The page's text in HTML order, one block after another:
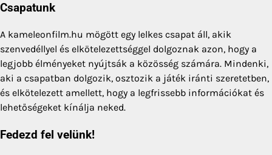
Csapatunk
A kameleonfilm.hu mögött egy lelkes csapat áll, akik
szenvedéllyel és elkötelezettséggel dolgoznak azon, hogy a
legjobb élményeket nyújtsák a közösség számára. Mindenki,
aki a csapatban dolgozik, osztozik a játék iránti szeretetben,
és elkötelezett amellett, hogy a legfrissebb információkat és
lehetőségeket kínálja neked.
Fedezd fel velünk!